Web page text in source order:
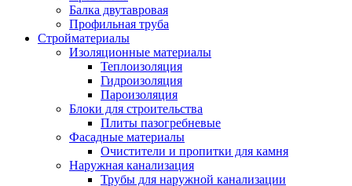
Балка двутавровая
Профильная труба
Стройматериалы
Изоляционные материалы
Теплоизоляция
Гидроизоляция
Пароизоляция
Блоки для строительства
Плиты пазогребневые
Фасадные материалы
Очистители и пропитки для камня
Наружная канализация
Трубы для наружной канализации